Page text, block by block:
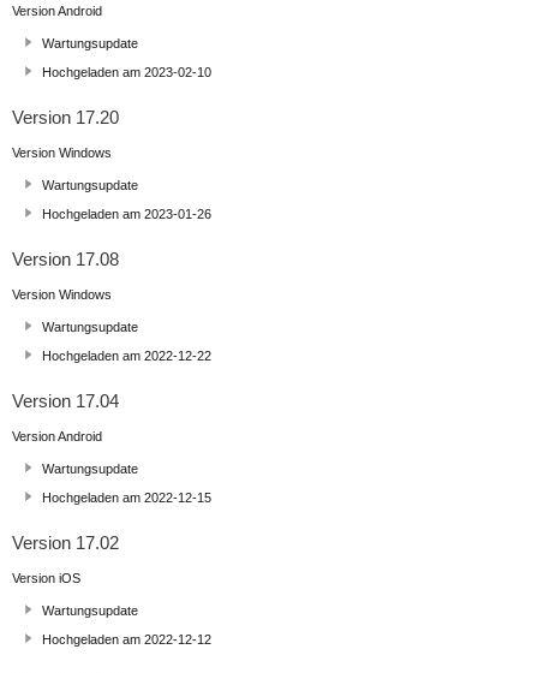
Version Android
Wartungsupdate
Hochgeladen am 2023-02-10
Version 17.20
Version Windows
Wartungsupdate
Hochgeladen am 2023-01-26
Version 17.08
Version Windows
Wartungsupdate
Hochgeladen am 2022-12-22
Version 17.04
Version Android
Wartungsupdate
Hochgeladen am 2022-12-15
Version 17.02
Version iOS
Wartungsupdate
Hochgeladen am 2022-12-12